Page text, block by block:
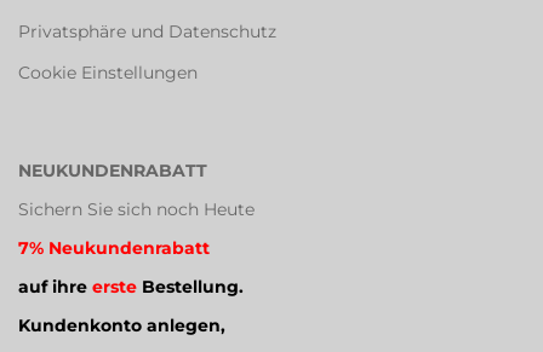
Privatsphäre und Datenschutz
Cookie Einstellungen
NEUKUNDENRABATT
Sichern Sie sich noch Heute
7% Neukundenrabatt
auf ihre erste Bestellung.
Kundenkonto anlegen,